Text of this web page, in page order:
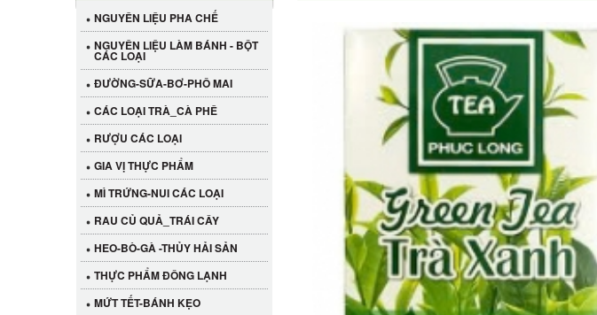
NGUYÊN LIỆU PHA CHẾ
NGUYÊN LIỆU LÀM BÁNH - BỘT
CÁC LOẠI
ĐƯỜNG-SỮA-BƠ-PHÔ MAI
CÁC LOẠI TRÀ_CÀ PHÊ
RƯỢU CÁC LOẠI
GIA VỊ THỰC PHẨM
MÌ TRỨNG-NUI CÁC LOẠI
RAU CỦ QUẢ_TRÁI CÂY
HEO-BÒ-GÀ -THỦY HẢI SẢN
THỰC PHẨM ĐÔNG LẠNH
MỨT TẾT-BÁNH KẸO